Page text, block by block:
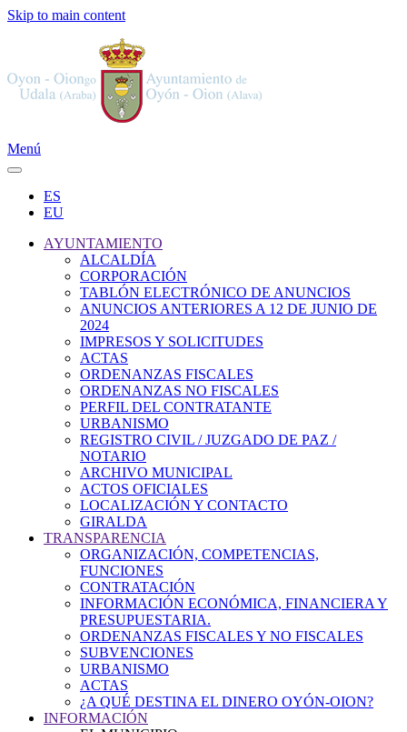
Skip to main content
Menú
ES
EU
AYUNTAMIENTO
ALCALDÍA
CORPORACIÓN
TABLÓN ELECTRÓNICO DE ANUNCIOS
ANUNCIOS ANTERIORES A 12 DE JUNIO DE
2024
IMPRESOS Y SOLICITUDES
ACTAS
ORDENANZAS FISCALES
ORDENANZAS NO FISCALES
PERFIL DEL CONTRATANTE
URBANISMO
REGISTRO CIVIL / JUZGADO DE PAZ /
NOTARIO
ARCHIVO MUNICIPAL
ACTOS OFICIALES
LOCALIZACIÓN Y CONTACTO
GIRALDA
TRANSPARENCIA
ORGANIZACIÓN, COMPETENCIAS,
FUNCIONES
CONTRATACIÓN
INFORMACIÓN ECONÓMICA, FINANCIERA Y
PRESUPUESTARIA.
ORDENANZAS FISCALES Y NO FISCALES
SUBVENCIONES
URBANISMO
ACTAS
¿A QUÉ DESTINA EL DINERO OYÓN-OION?
INFORMACIÓN